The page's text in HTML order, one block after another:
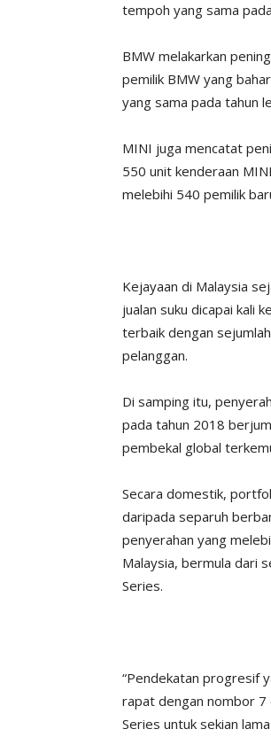
tempoh yang sama
BMW melakarkan
pemilik BMW yang
yang sama pada tahun
MINI juga mencatat
550 unit kenderaan
melebihi 540 pemilik
Kejayaan di Malaysia
jualan suku dicapai kali
terbaik dengan
pelanggan.
Di samping itu,
pada tahun 2018
pembekal global
Secara domestik,
daripada separuh
penyerahan yang
Malaysia, bermula dari
Series.
“Pendekatan progresif
rapat dengan nombor 7
Series untuk sekian